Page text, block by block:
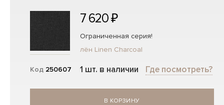
Код 250607
7 620 ₽
Ограниченная серия!
лён Linen Charcoal
1 шт. в наличии Где посмотреть?
В КОРЗИНУ